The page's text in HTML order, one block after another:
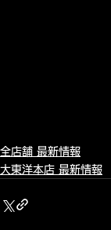
全店舗 最新情報
大東洋本店 最新情報